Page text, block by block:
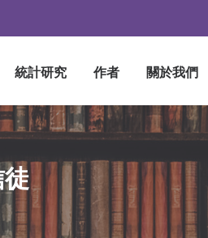
統計研究 作者 關於我們